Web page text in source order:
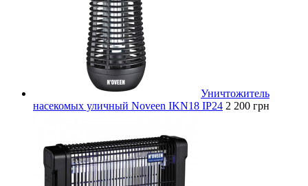
Уничтожитель
насекомых уличный Noveen IKN18 IP24 2 200 грн